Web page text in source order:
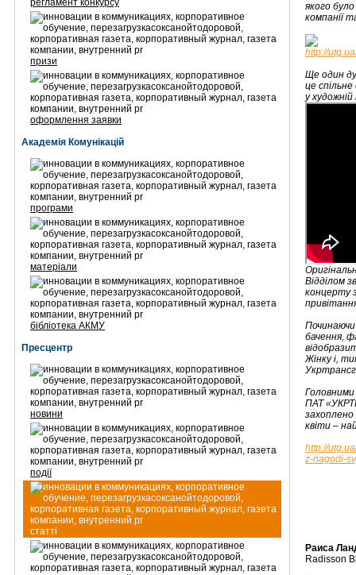
регламент конкурсу
призи
оформлення заявки
Академія Комунікацій
програми
матеріали
бібліотека АКМУ
Пресцентр
новини
події
статті
якого
компанії
http://
Ще один
це спільне
у
Відділом
концерту
Починаючи
бачення,
Жінку і,
ПАТ
квіти –
http://
z-nagodi-
Раиса
Radisson